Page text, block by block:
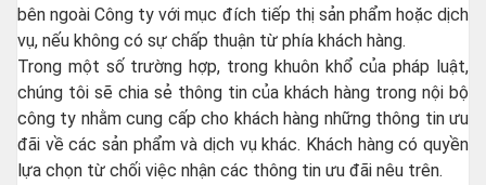
bên ngoài Công ty với mục đích tiếp thị sản phẩm hoặc dịch
vụ, nếu không có sự chấp thuận từ phía khách hàng.
Trong một số trường hợp, trong khuôn khổ của pháp luật,
chúng tôi sẽ chia sẻ thông tin của khách hàng trong nội bộ
công ty nhằm cung cấp cho khách hàng những thông tin ưu
đãi về các sản phẩm và dịch vụ khác. Khách hàng có quyền
lựa chọn từ chối việc nhận các thông tin ưu đãi nêu trên.